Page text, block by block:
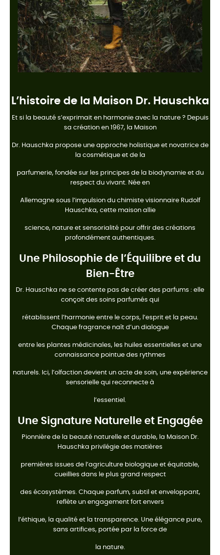
L’histoire de la Maison Dr. Hauschka
Et si la beauté s’exprimait en harmonie avec la nature ? Depuis
sa création en 1967, la Maison
Dr. Hauschka propose une approche holistique et novatrice de
la cosmétique et de la
parfumerie, fondée sur les principes de la biodynamie et du
respect du vivant. Née en
Allemagne sous l’impulsion du chimiste visionnaire Rudolf
Hauschka, cette maison allie
science, nature et sensorialité pour offrir des créations
profondément authentiques.
Une Philosophie de l’Équilibre et du
Bien-Être
Dr. Hauschka ne se contente pas de créer des parfums : elle
conçoit des soins parfumés qui
rétablissent l’harmonie entre le corps, l’esprit et la peau.
Chaque fragrance naît d’un dialogue
entre les plantes médicinales, les huiles essentielles et une
connaissance pointue des rythmes
naturels. Ici, l’olfaction devient un acte de soin, une expérience
sensorielle qui reconnecte à
l’essentiel.
Une Signature Naturelle et Engagée
Pionnière de la beauté naturelle et durable, la Maison Dr.
Hauschka privilégie des matières
premières issues de l’agriculture biologique et équitable,
cueillies dans le plus grand respect
des écosystèmes. Chaque parfum, subtil et enveloppant,
reflète un engagement fort envers
l’éthique, la qualité et la transparence. Une élégance pure,
sans artifices, portée par la force de
la nature.